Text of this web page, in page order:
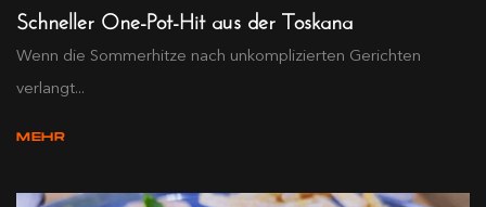
Schneller One-Pot-Hit aus der Toskana
Wenn die Sommerhitze nach unkomplizierten Gerichten
verlangt...
MEHR